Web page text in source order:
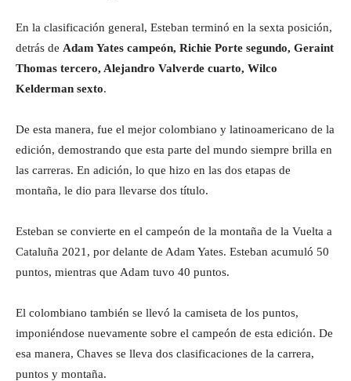
En la clasificación general, Esteban terminó en la sexta posición,
detrás de Adam Yates campeón, Richie Porte segundo, Geraint
Thomas tercero, Alejandro Valverde cuarto, Wilco
Kelderman sexto.
De esta manera, fue el mejor colombiano y latinoamericano de la
edición, demostrando que esta parte del mundo siempre brilla en
las carreras. En adición, lo que hizo en las dos etapas de
montaña, le dio para llevarse dos título.
Esteban se convierte en el campeón de la montaña de la Vuelta a
Cataluña 2021, por delante de Adam Yates. Esteban acumuló 50
puntos, mientras que Adam tuvo 40 puntos.
El colombiano también se llevó la camiseta de los puntos,
imponiéndose nuevamente sobre el campeón de esta edición. De
esa manera, Chaves se lleva dos clasificaciones de la carrera,
puntos y montaña.